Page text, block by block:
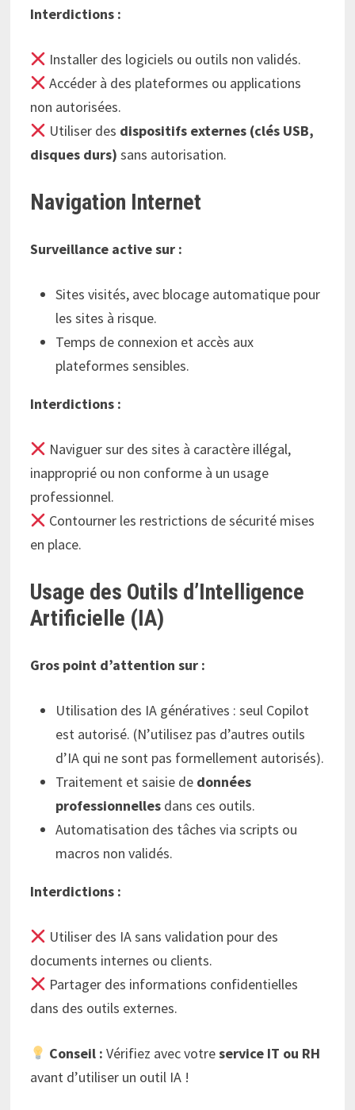
Interdictions :
Installer des logiciels ou outils non validés.
Accéder à des plateformes ou applications
non autorisées.
Utiliser des dispositifs externes (clés USB,
disques durs) sans autorisation.
Navigation Internet
Surveillance active sur :
Sites visités, avec blocage automatique pour
les sites à risque.
Temps de connexion et accès aux
plateformes sensibles.
Interdictions :
Naviguer sur des sites à caractère illégal,
inapproprié ou non conforme à un usage
professionnel.
Contourner les restrictions de sécurité mises
en place.
Usage des Outils d’Intelligence
Artificielle (IA)
Gros point d’attention sur :
Utilisation des IA génératives : seul Copilot
est autorisé. (N’utilisez pas d’autres outils
d’IA qui ne sont pas formellement autorisés).
Traitement et saisie de données
professionnellesdans ces outils.
Automatisation des tâches via scripts ou
macros non validés.
Interdictions :
Utiliser des IA sans validation pour des
documents internes ou clients.
Partager des informations confidentielles
dans des outils externes.
Conseil : Vérifiez avec votreservice IT ou RH
avant d’utiliser un outil IA !